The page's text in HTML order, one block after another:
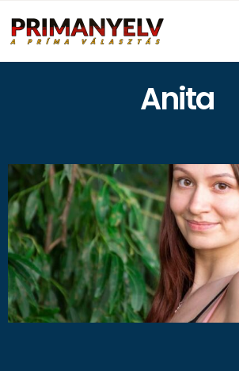
Anita